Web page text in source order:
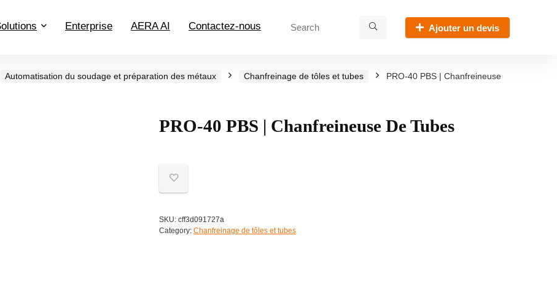
Enterprise AERA AI Contactez-nous Ajouter un devis
Automatisation du soudage et préparation des métaux Chanfreinage de tôles et tubes
PRO-40 PBS | Chanfreineuse
PRO-40 PBS | Chanfreineuse De Tubes
SKU: cff3d091727a
Category: Chanfreinage de tôles et tubes